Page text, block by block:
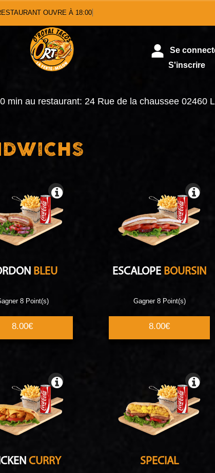
RESTAURANT OUVRE À
min au restaurant: 24 Rue de la chaussee 02460
Se
S'inscrire
BLEU
8 Point(s)
8.00€
ESCALOPE BOURSIN
Gagner 8 Point(s)
8.00€
CURRY SPECIAL